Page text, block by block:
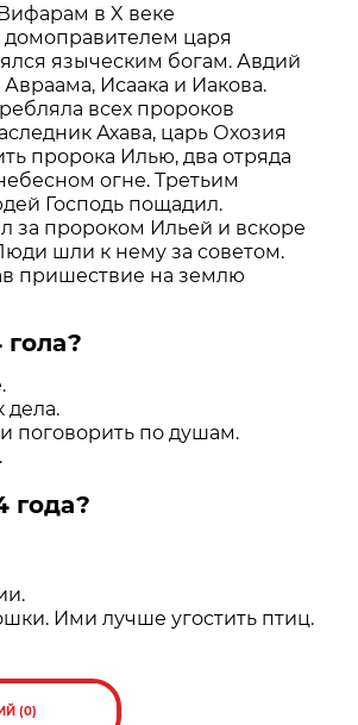
в X веке
домоправителем царя
языческим богам. Авдий
Исаака и Иакова.
всех пророков
Ахава, царь Охозия
пророка Илью, два отряда
огне. Третьим
Господь пощадил.
за пророком Ильей и вскоре
шли к нему за советом.
пришествие на землю
дела.
поговорить по душам.
года?
Ими лучше угостить птиц.
(0)